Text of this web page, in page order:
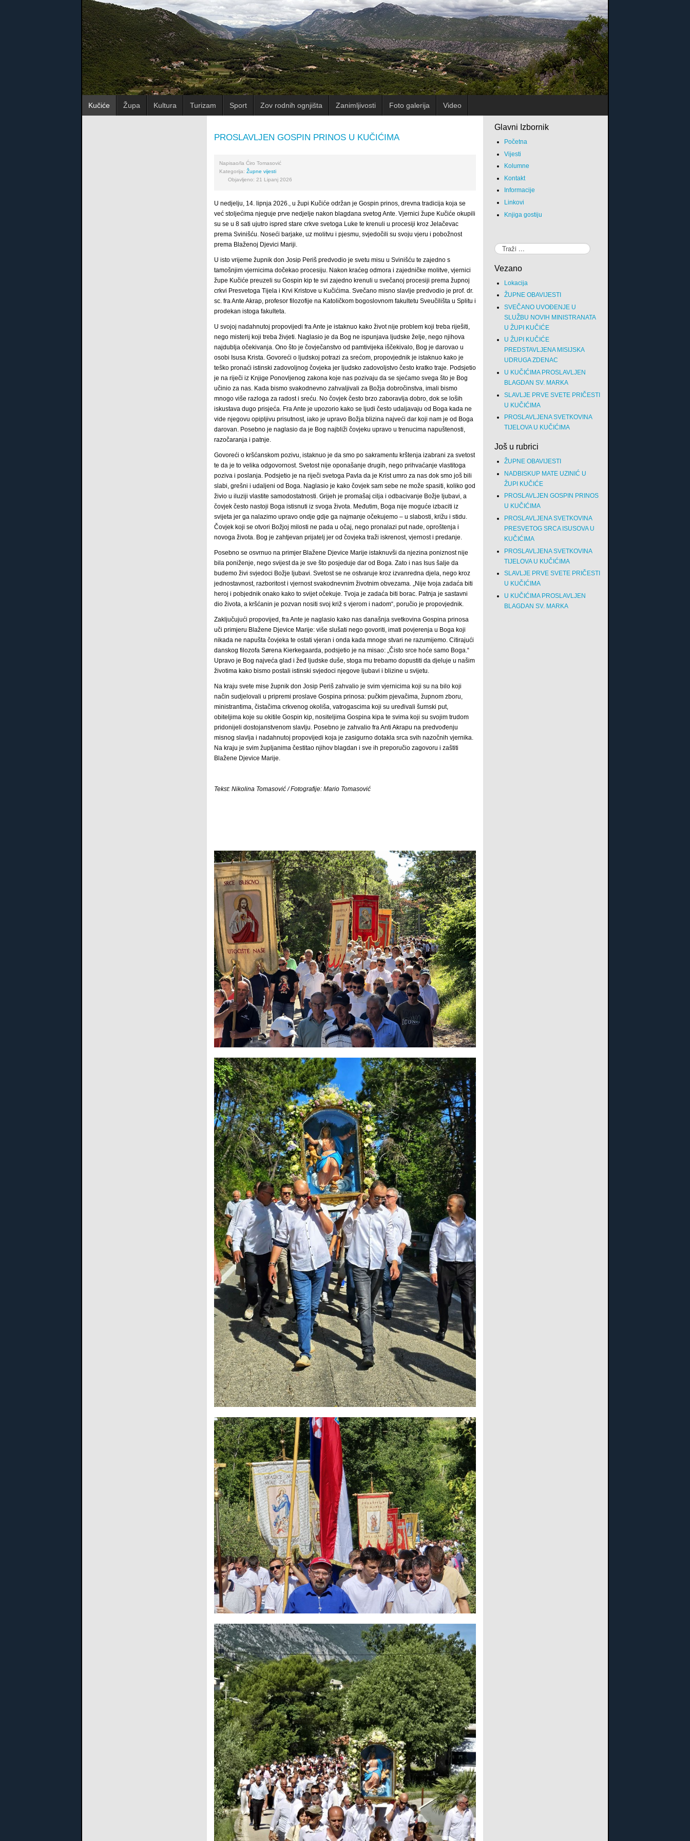
Kučiće Župa Kultura Turizam Sport Zov rodnih ognjišta Zanimljivosti Foto galerija Video
PROSLAVLJEN GOSPIN PRINOS U KUČIĆIMA
Napisao/la Ćiro Tomasović
Kategorija: Župne vijesti
Objavljeno: 21 Lipanj 2026
U nedjelju, 14. lipnja 2026., u župi Kučiće održan je Gospin prinos, drevna tradicija koja se
već stoljećima njeguje prve nedjelje nakon blagdana svetog Ante. Vjernici župe Kučiće okupili
su se u 8 sati ujutro ispred stare crkve svetoga Luke te krenuli u procesiji kroz Jelačevac
prema Svinišću. Noseći barjake, uz molitvu i pjesmu, svjedočili su svoju vjeru i pobožnost
prema Blaženoj Djevici Mariji.
U isto vrijeme župnik don Josip Periš predvodio je svetu misu u Svinišću te zajedno s
tamošnjim vjernicima dočekao procesiju. Nakon kraćeg odmora i zajedničke molitve, vjernici
župe Kučiće preuzeli su Gospin kip te svi zajedno krenuli u svečanoj procesiji prema župnoj
crkvi Presvetoga Tijela i Krvi Kristove u Kučićima. Svečano misno slavlje predvodio je prof. dr.
sc. fra Ante Akrap, profesor filozofije na Katoličkom bogoslovnom fakultetu Sveučilišta u Splitu i
prodekan istoga fakulteta.
U svojoj nadahnutoj propovijedi fra Ante je istaknuo kako život nije problem koji treba riješiti,
nego misterij koji treba živjeti. Naglasio je da Bog ne ispunjava ljudske želje, nego njihova
najdublja očekivanja. Ono što je čovječanstvo od pamtivijeka iščekivalo, Bog je darovao u
osobi Isusa Krista. Govoreći o ljudskoj potrazi za srećom, propovjednik je istaknuo kako je
teško pronaći istinski zadovoljnog čovjeka jer ljudsko zadovoljstvo često kratko traje. Podsjetio
je na riječi iz Knjige Ponovljenog zakona koje nas pozivaju da se sjećamo svega što je Bog
učinio za nas. Kada bismo svakodnevno zahvaljivali za Božja dobročinstva, imali bismo
mnogo više razloga za radost i sreću. No čovjek često brzo zaboravlja dobro, dok se loših
iskustava dugo prisjeća. Fra Ante je upozorio kako se ljudi često udaljavaju od Boga kada ne
vide njegovu opipljivu prisutnost, iako je upravo Božja blizina najveći dar koji nam je od Boga
darovan. Posebno je naglasio da je Bog najbliži čovjeku upravo u trenucima napuštenosti,
razočaranja i patnje.
Govoreći o kršćanskom pozivu, istaknuo je da smo po sakramentu krštenja izabrani za svetost
te da je to velika odgovornost. Svetost nije oponašanje drugih, nego prihvaćanje vlastitoga
poziva i poslanja. Podsjetio je na riječi svetoga Pavla da je Krist umro za nas dok smo još bili
slabi, grešni i udaljeni od Boga. Naglasio je kako čovjek sam sebe ne može spasiti, koliko god
živio u iluziji vlastite samodostatnosti. Grijeh je promašaj cilja i odbacivanje Božje ljubavi, a
čovjek često nastoji Boga istisnuti iz svoga života. Međutim, Boga nije moguće izbaciti iz
svijeta jer ga nalazimo upravo ondje gdje ga najmanje očekujemo – u slabosti, križu i stidu.
Čovjek koji se otvori Božjoj milosti ne pada u očaj, nego pronalazi put nade, oproštenja i
novoga života. Bog je zahtjevan prijatelj jer od čovjeka traži iskrenost, vjernost i predanje.
Posebno se osvrnuo na primjer Blažene Djevice Marije istaknuvši da njezina poniznost nije
bila poniženje, nego svijest da je sve što posjeduje dar od Boga. Zato i nas Isus šalje da
budemo živi svjedoci Božje ljubavi. Svetost se ne ostvaruje kroz izvanredna djela, nego kroz
jednostavnost, razboritost i vjernost svakodnevnim životnim obvezama. „Nije tvoja zadaća biti
heroj i pobjednik onako kako to svijet očekuje. Tvoja je zadaća biti borac. Patnja je sastavni
dio života, a kršćanin je pozvan nositi svoj križ s vjerom i nadom“, poručio je propovjednik.
Zaključujući propovijed, fra Ante je naglasio kako nas današnja svetkovina Gospina prinosa
uči primjeru Blažene Djevice Marije: više slušati nego govoriti, imati povjerenja u Boga koji
nikada ne napušta čovjeka te ostati vjeran i onda kada mnoge stvari ne razumijemo. Citirajući
danskog filozofa Sørena Kierkegaarda, podsjetio je na misao: „Čisto srce hoće samo Boga.“
Upravo je Bog najveća glad i žeđ ljudske duše, stoga mu trebamo dopustiti da djeluje u našim
životima kako bismo postali istinski svjedoci njegove ljubavi i blizine u svijetu.
Na kraju svete mise župnik don Josip Periš zahvalio je svim vjernicima koji su na bilo koji
način sudjelovali u pripremi proslave Gospina prinosa: pučkim pjevačima, župnom zboru,
ministrantima, čistačima crkvenog okoliša, vatrogascima koji su uređivali šumski put,
obiteljima koje su okitile Gospin kip, nositeljima Gospina kipa te svima koji su svojim trudom
pridonijeli dostojanstvenom slavlju. Posebno je zahvalio fra Anti Akrapu na predvođenju
misnog slavlja i nadahnutoj propovijedi koja je zasigurno dotakla srca svih nazočnih vjernika.
Na kraju je svim župljanima čestitao njihov blagdan i sve ih preporučio zagovoru i zaštiti
Blažene Djevice Marije.
Tekst: Nikolina Tomasović / Fotografije: Mario Tomasović
Glavni Izbornik
Početna
Vijesti
Kolumne
Kontakt
Informacije
Linkovi
Knjiga gostiju
Traži...
Vezano
Lokacija
ŽUPNE OBAVIJESTI
SVEČANO UVOĐENJE U
SLUŽBU NOVIH MINISTRANATA
U ŽUPI KUČIĆE
U ŽUPI KUČIĆE
PREDSTAVLJENA MISIJSKA
UDRUGA ZDENAC
U KUČIĆIMA PROSLAVLJEN
BLAGDAN SV. MARKA
SLAVLJE PRVE SVETE PRIČESTI
U KUČIĆIMA
PROSLAVLJENA SVETKOVINA
TIJELOVA U KUČIĆIMA
Još u rubrici
ŽUPNE OBAVIJESTI
NADBISKUP MATE UZINIĆ U
ŽUPI KUČIĆE
PROSLAVLJEN GOSPIN PRINOS
U KUČIĆIMA
PROSLAVLJENA SVETKOVINA
PRESVETOG SRCA ISUSOVA U
KUČIĆIMA
PROSLAVLJENA SVETKOVINA
TIJELOVA U KUČIĆIMA
SLAVLJE PRVE SVETE PRIČESTI
U KUČIĆIMA
U KUČIĆIMA PROSLAVLJEN
BLAGDAN SV. MARKA